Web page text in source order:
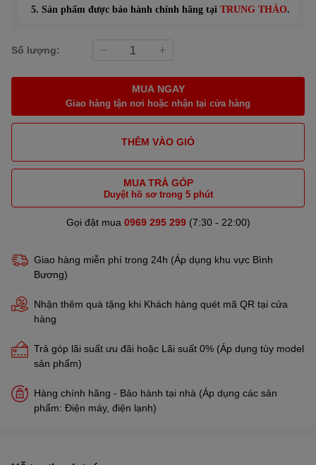
5. Sản phẩm được bảo hành chính hãng tại TRUNG THẢO.
Số lượng:
MUA NGAY
Giao hàng tận nơi hoặc nhận tại cửa hàng
THÊM VÀO GIỎ
MUA TRẢ GÓP
Duyệt hồ sơ trong 5 phút
Gọi đặt mua 0969 295 299(7:30 - 22:00)
Giao hàng miễn phí trong 24h (Áp dụng khu vực Bình
Bương)
Nhận thêm quà tặng khi Khách hàng quét mã QR tại cửa
hàng
Trả góp lãi suất ưu đãi hoặc Lãi suất 0% (Áp dụng tùy model
sản phẩm)
Hàng chính hãng - Bảo hành tại nhà (Áp dụng các sản
phẩm: Điện máy, điện lạnh)